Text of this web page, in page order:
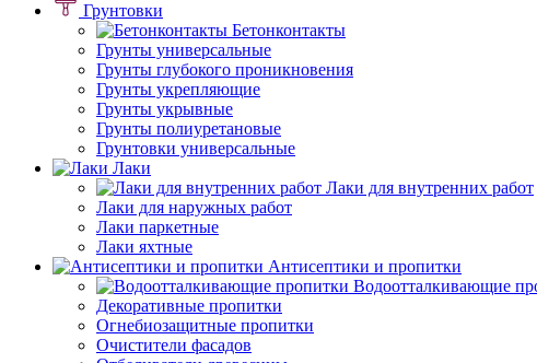
Грунтовки
Бетонконтакты
Грунты универсальные
Грунты глубокого проникновения
Грунты укрепляющие
Грунты укрывные
Грунты полиуретановые
Грунтовки универсальные
Лаки
Лаки для внутренних работ
Лаки для наружных работ
Лаки паркетные
Лаки яхтные
Антисептики и пропитки
Водоотталкивающие
Декоративные пропитки
Огнебиозащитные пропитки
Очистители фасадов